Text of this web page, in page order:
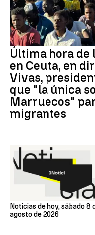
Última hora
en Ceuta, en
Vivas,
que "la única
Marruecos"
migrantes
Noticias de hoy, sábado 8
agosto de 2026